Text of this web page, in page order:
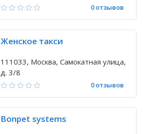
0 отзывов
Женское такси
111033, Москва, Самокатная улица,
д. 3/8
0 отзывов
Bonpet systems